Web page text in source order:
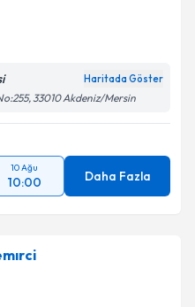
ilişkinAydınlatma
verilerimin belirtilen
ediyorum.
Gönder
Haritada Göster
33010 Akdeniz/Mersin
10 Ağu
10:00 Daha Fazla